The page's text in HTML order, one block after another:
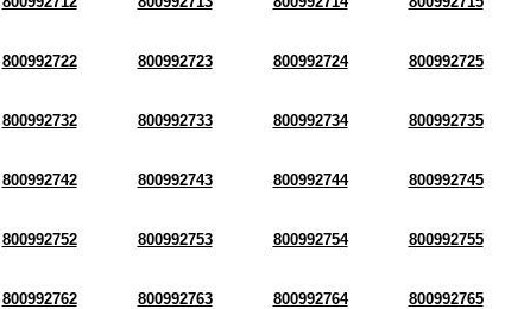
800992722 800992723 800992724 800992725
800992732 800992733 800992734 800992735
800992742 800992743 800992744 800992745
800992752 800992753 800992754 800992755
800992762 800992763 800992764 800992765